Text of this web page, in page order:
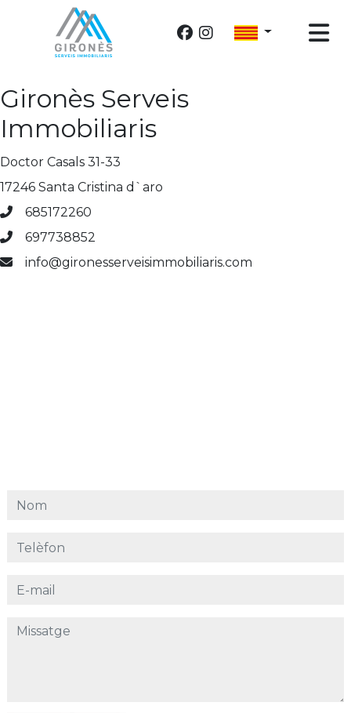
Gironès Serveis
Immobiliaris
Doctor Casals 31-33
17246 Santa Cristina d`aro
685172260
697738852
info@gironesserveisimmobiliaris.com
Nom
Telèfon
E-mail
Missatge